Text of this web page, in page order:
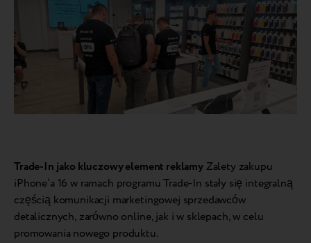
Trade-In jako kluczowy element reklamyZalety zakupu
iPhone’a 16 w ramach programu Trade-In stały się integralną
częścią komunikacji marketingowej sprzedawców
detalicznych, zarówno online, jak i w sklepach, w celu
promowania nowego produktu.